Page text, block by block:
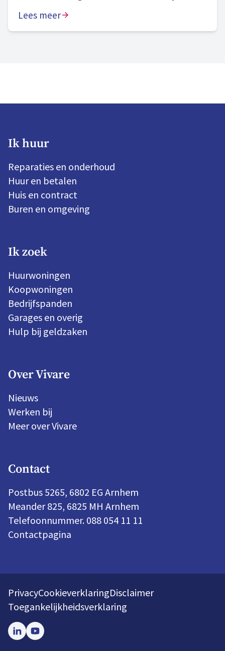
“naar behoren” en onze zichtbare
aanwezigheid in onze gemeenten en wijken
Lees meer
Ik huur
Reparaties en onderhoud
Huur en betalen
Huis en contract
Buren en omgeving
Ik zoek
Huurwoningen
Koopwoningen
Bedrijfspanden
Garages en overig
Hulp bij geldzaken
Over Vivare
Nieuws
Werken bij
Meer over Vivare
Contact
Postbus 5265, 6802 EG Arnhem
Meander 825, 6825 MH Arnhem
Telefoonnummer. 088 054 11 11
Contactpagina
PrivacyCookieverklaringDisclaimer
Toegankelijkheidsverklaring
LinkedInYoutube